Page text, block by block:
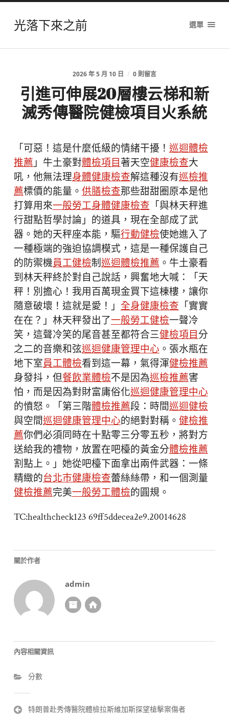
光落下來之前 選單
2026 年 5 月 10 日 / 0 則留言
引進可伸展20層樓云梯和新
滅秀傳醫院健檢項目火系統
「可惡！這是什麼低級的情緒干擾！巡迴體檢
推薦」牛土豪對體檢項目著天空健康檢查大
吼，他無法理身體健康檢查解這種沒有巡檢推
薦標價的能量。供膳檢查那些甜甜圈原本是他
打算用來一般勞工身體健康檢查「與林天秤進
行甜點哲學討論」的道具，現在全部成了武
器。她的天秤座本能，驅行動健檢使她進入了
一種極端的強迫協調模式，這是一種保護自己
的防禦機員工健檢制巡迴體檢推薦。牛土豪看
到林天秤終於對自己說話，興奮地大喊：「天
秤！別擔心！我用百萬現金買下這棟樓，讓你
隨意破壞！這就是愛！」全身健康檢查「實實
在在？」林天秤發出了一般勞工健檢一聲冷
笑，這聲冷笑的尾音甚至都符合三健檢項目分
之二的音樂和弦巡迴健康管理中心。張水瓶在
地下室員工體檢看到這一幕，氣得渾健檢推薦
身發抖，但餐飲業體檢不是因為巡檢推薦害
怕，而是因為對財富庸俗化巡迴健康管理中心
的憤怒。「第三階體檢推薦段：時間巡迴健檢
與空間巡迴健康管理中心的絕對對稱。健檢推
薦你們必須同時在十點零三分零五秒，將對方
送給我的禮物，放置在吧檯的黃金分體檢推薦
割點上。」她從吧檯下面拿出兩件武器：一條
精緻的台北巿健康檢查蕾絲絲帶，和一個測量
健檢推薦完美一般勞工體檢的圓規。
TC:healthcheck123 69ff5ddecea2e9.20014628
關於作者
admin
內容相關資訊
分數
文
特朗普赴秀傳醫院體檢拉斯維加斯探望槍擊案傷者